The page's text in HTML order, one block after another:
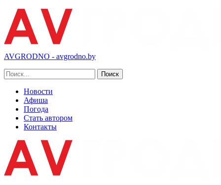
AVGRODNO - avgrodno.by
Новости
Афиша
Погода
Стать автором
Контакты